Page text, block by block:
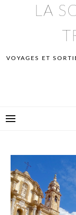
LA
VOYAGES ET